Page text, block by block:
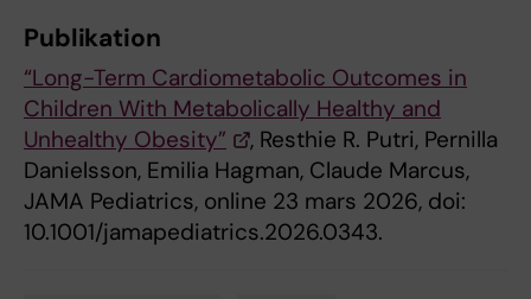
Publikation
“Long-Term Cardiometabolic Outcomes in
Children With Metabolically Healthy and
Unhealthy Obesity”
, Resthie R. Putri, Pernilla
Danielsson, Emilia Hagman, Claude Marcus,
JAMA Pediatrics, online 23 mars 2026, doi:
10.1001/jamapediatrics.2026.0343.